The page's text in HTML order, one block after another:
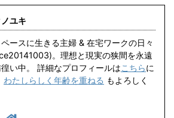
ユキ
ースに生きる主婦 & 在宅ワークの日々
。理想と現実の狭間を永遠
い中。 詳細なプロフィールはこちらに
わたしらしく年齢を重ねる もよろしく